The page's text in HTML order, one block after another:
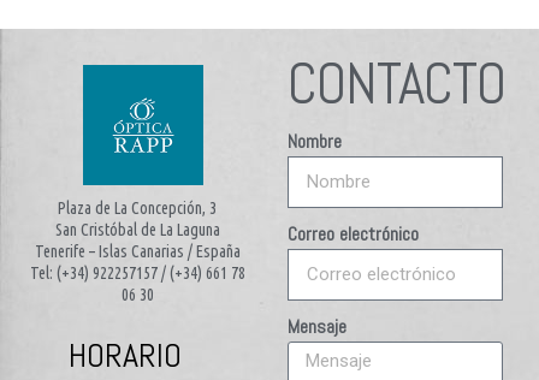
Plaza de La Concepción, 3
San Cristóbal de La Laguna
Tenerife – Islas Canarias / España
Tel: (+34) 922257157 / (+34) 661 78
06 30
HORARIO
CONTACTO
Nombre
Correo electrónico
Mensaje